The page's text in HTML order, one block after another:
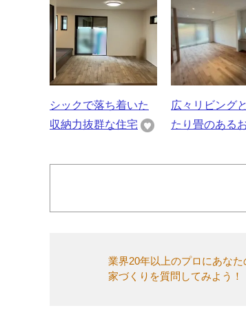
シックで落ち着いた
収納力抜群な住宅
広々リビング
たり畳のある
業界20年以上のプロにあなた
家づくりを質問してみよう！